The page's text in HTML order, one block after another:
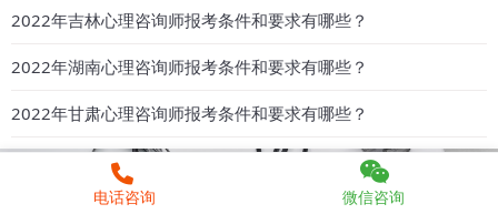
2022年吉林心理咨询师报考条件和要求有哪些？
2022年湖南心理咨询师报考条件和要求有哪些？
2022年甘肃心理咨询师报考条件和要求有哪些？
电话咨询 微信咨询